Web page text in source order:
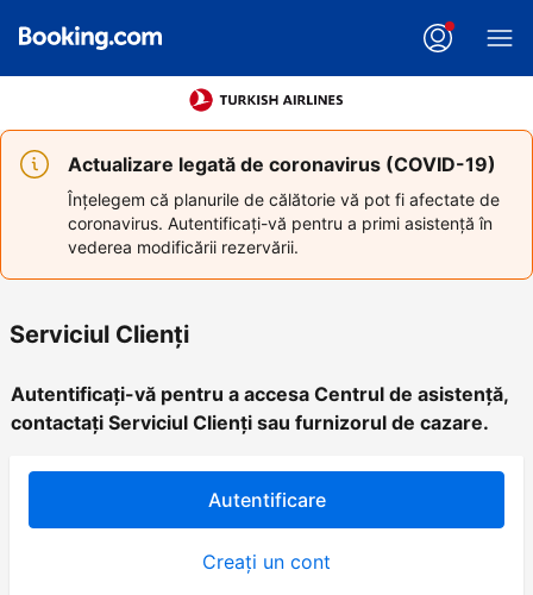
Actualizare legată de coronavirus (COVID-19)
Înțelegem că planurile de călătorie vă pot fi afectate de
coronavirus. Autentificați-vă pentru a primi asistență în
vederea modificării rezervării.
Serviciul Clienţi
Autentificați-vă pentru a accesa Centrul de asistență,
contactați Serviciul Clienți sau furnizorul de cazare.
Autentificare
Creați un cont